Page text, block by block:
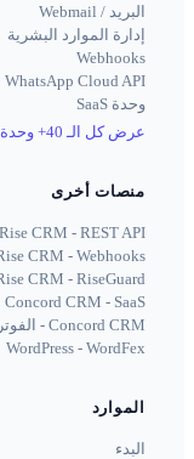
البريد / Webmail
إدارة الموارد البشرية
Webhooks
WhatsApp Cloud API
وحدة SaaS
عرض كل الـ 40+ وحدة
→
منصات أخرى
Rise CRM - REST API
Rise CRM - Webhooks
Rise CRM - RiseGuard
Concord CRM - SaaS
Concord CRM - الفوترة
WordPress - WordFex
الموارد
البدء